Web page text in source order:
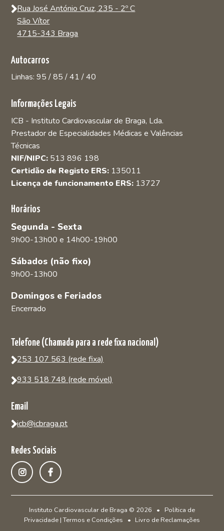
Rua José António Cruz, 235 - 2º C
São Vítor
4715-343 Braga
Autocarros
Linhas: 95 / 85 / 41 / 40
Informações Legais
ICB - Instituto Cardiovascular de Braga, Lda.
Prestador de Especialidades Médicas e Valências
Técnicas
NIF/NIPC: 513 896 198
Certidão de Registo ERS: 135011
Licença de funcionamento ERS: 13727
Horários
Segunda - Sexta
9h00-13h00 e 14h00-19h00
Sábados (não fixo)
9h00-13h00
Domingos e Feriados
Encerrado
Telefone (Chamada para a rede fixa nacional)
253 107 563 (rede fixa)
933 518 748 (rede móvel)
Email
icb@icbraga.pt
Redes Sociais
Instituto Cardiovascular de Braga © 2026 •
Política de
Privacidade | Termos e Condições
• Livro de Reclamações